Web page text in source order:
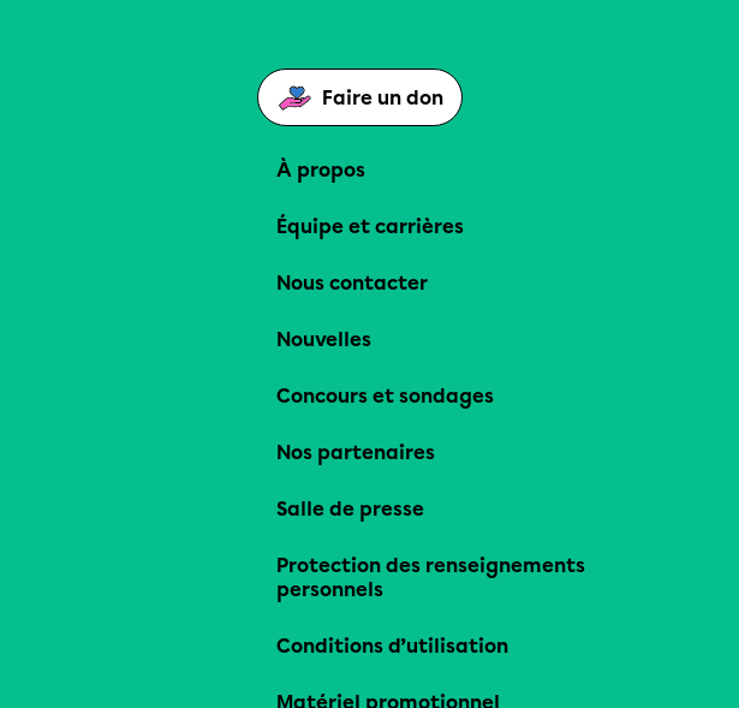
Faire un don
À propos
Équipe et carrières
Nous contacter
Nouvelles
Concours et sondages
Nos partenaires
Salle de presse
Protection des renseignements
personnels
Conditions d’utilisation
Matériel promotionnel